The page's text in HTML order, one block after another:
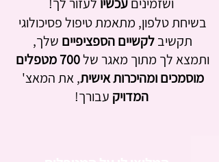
בשיחת טלפון, מתאמת טיפול פסיכולוגי
תקשיב לקשיים הספציפיים שלך,
ותמצא לך מתוך מאגר של
700 מטפלים
מוסמכים ומהיכרות אישית, את המאצ'
המדויק עבורך!